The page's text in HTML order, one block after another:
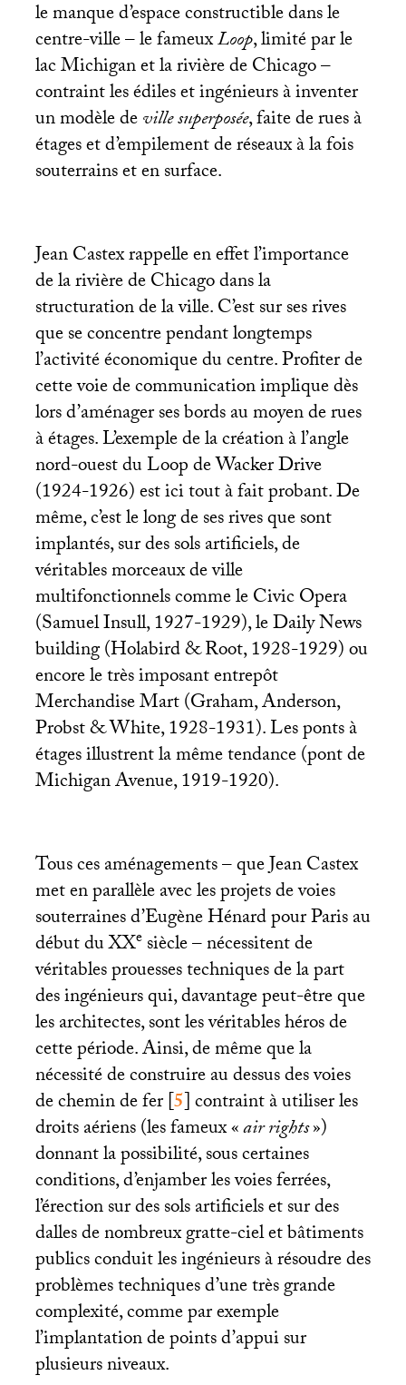
le manque d’espace constructible dans le
centre-ville – le fameuxLoop, limité par le
lac Michigan et la rivière de Chicago –
contraint les édiles et ingénieurs à inventer
un modèle deville superposée, faite de rues à
étages et d’empilement de réseaux à la fois
souterrains et en surface.
Jean Castex rappelle en effet l’importance
de la rivière de Chicago dans la
structuration de la ville. C’est sur ses rives
que se concentre pendant longtemps
l’activité économique du centre. Profiter de
cette voie de communication implique dès
lors d’aménager ses bords au moyen de rues
à étages. L’exemple de la création à l’angle
nord-ouest du Loop de Wacker Drive
(1924-1926) est ici tout à fait probant. De
même, c’est le long de ses rives que sont
implantés, sur des sols artificiels, de
véritables morceaux de ville
multifonctionnels comme le Civic Opera
(Samuel Insull, 1927-1929), le Daily News
building (Holabird & Root, 1928-1929) ou
encore le très imposant entrepôt
Merchandise Mart (Graham, Anderson,
Probst & White, 1928-1931). Les ponts à
étages illustrent la même tendance (pont de
Michigan Avenue, 1919-1920).
Tous ces aménagements – que Jean Castex
met en parallèle avec les projets de voies
souterraines d’Eugène Hénard pour Paris au
début duXXesiècle – nécessitent de
véritables prouesses techniques de la part
des ingénieurs qui, davantage peut-être que
les architectes, sont les véritables héros de
cette période. Ainsi, de même que la
nécessité de construire au dessus des voies
de chemin de fer[5]contraint à utiliser les
droits aériens (les fameux «air rights»)
donnant la possibilité, sous certaines
conditions, d’enjamber les voies ferrées,
l’érection sur des sols artificiels et sur des
dalles de nombreux gratte-ciel et bâtiments
publics conduit les ingénieurs à résoudre des
problèmes techniques d’une très grande
complexité, comme par exemple
l’implantation de points d’appui sur
plusieurs niveaux.